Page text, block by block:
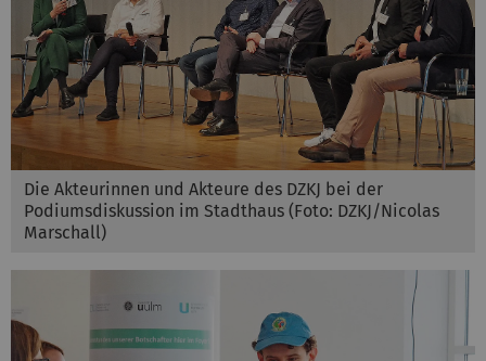
Die Akteurinnen und Akteure des DZKJ bei der
Podiumsdiskussion im Stadthaus (Foto: DZKJ/Nicolas
Marschall)